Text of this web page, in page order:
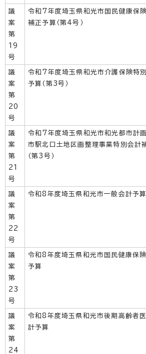
議
案
第
19
号
令和7年度埼玉県和光市国民健康保
補正予算（第4号）
議
案
第
20
号
令和7年度埼玉県和光市介護保険特
予算（第3号）
議
案
第
21
号
令和7年度埼玉県和光市和光都市計
市駅北口土地区画整理事業特別会計
（第3号）
議
案
第
22
号
令和8年度埼玉県和光市一般会計予算
議
案
第
23
号
令和8年度埼玉県和光市国民健康保
予算
議
案
第
24
令和8年度埼玉県和光市後期高齢者
計予算